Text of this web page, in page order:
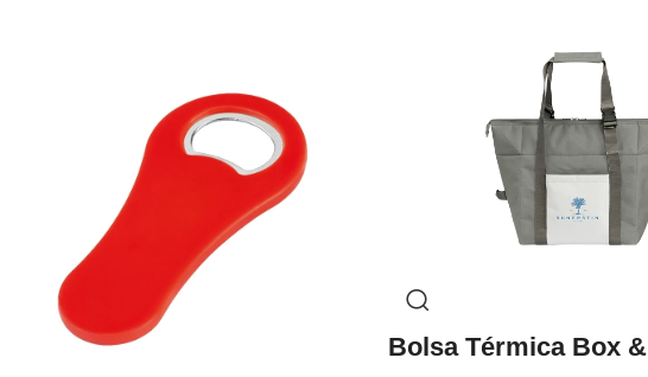
Bolsa Térmica Box